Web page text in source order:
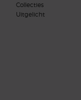
Collecties
Uitgelicht